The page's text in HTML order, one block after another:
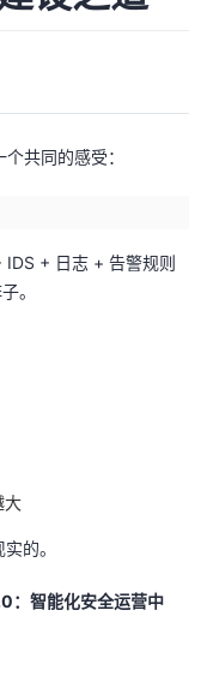
共同的感受：
IDS + 日志 + 告警规则
。
大
的。
：智能化安全运营中